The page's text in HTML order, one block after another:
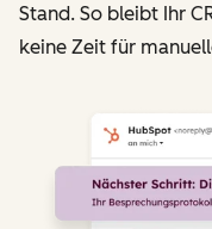
Stand. So bleibt Ihr
keine Zeit für